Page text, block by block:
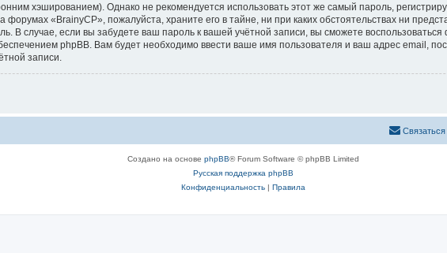
хэшированием). Однако не рекомендуется использовать этот же самый пароль,
форумах «BrainyCP», пожалуйста, храните его в тайне, ни при каких обстоятельствах ни
В случае, если вы забудете ваш пароль к вашей учётной записи, вы сможете
phpBB. Вам будет необходимо ввести ваше имя пользователя и ваш адрес email,
записи.
Создано на основе phpBB® Forum Software © phpBB Limited
Русская поддержка phpBB
Конфиденциальность| Правила